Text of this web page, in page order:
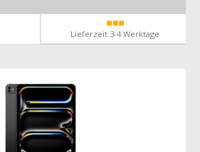
Lieferzeit 3-4 Werktage